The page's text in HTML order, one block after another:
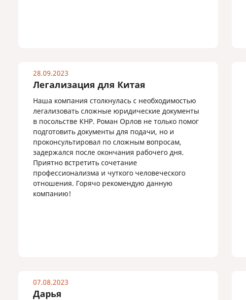
28.09.2023
Легализация для Китая
Наша компания столкнулась с необходимостью
легализовать сложные юридические документы
в посольстве КНР. Роман Орлов не только помог
подготовить документы для подачи, но и
проконсультировал по сложным вопросам,
задержался после окончания рабочего дня.
Приятно встретить сочетание
профессионализма и чуткого человеческого
отношения. Горячо рекомендую данную
компанию!
07.08.2023
Дарья